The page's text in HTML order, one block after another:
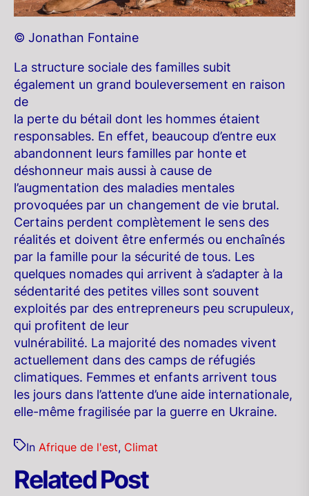
© Jonathan Fontaine
La structure sociale des familles subit
également un grand bouleversement en raison
de
la perte du bétail dont les hommes étaient
responsables. En effet, beaucoup d’entre eux
abandonnent leurs familles par honte et
déshonneur mais aussi à cause de
l’augmentation des maladies mentales
provoquées par un changement de vie brutal.
Certains perdent complètement le sens des
réalités et doivent être enfermés ou enchaînés
par la famille pour la sécurité de tous. Les
quelques nomades qui arrivent à s’adapter à la
sédentarité des petites villes sont souvent
exploités par des entrepreneurs peu scrupuleux,
qui profitent de leur
vulnérabilité. La majorité des nomades vivent
actuellement dans des camps de réfugiés
climatiques. Femmes et enfants arrivent tous
les jours dans l’attente d’une aide internationale,
elle-même fragilisée par la guerre en Ukraine.
In Afrique de l'est, Climat
Related Post